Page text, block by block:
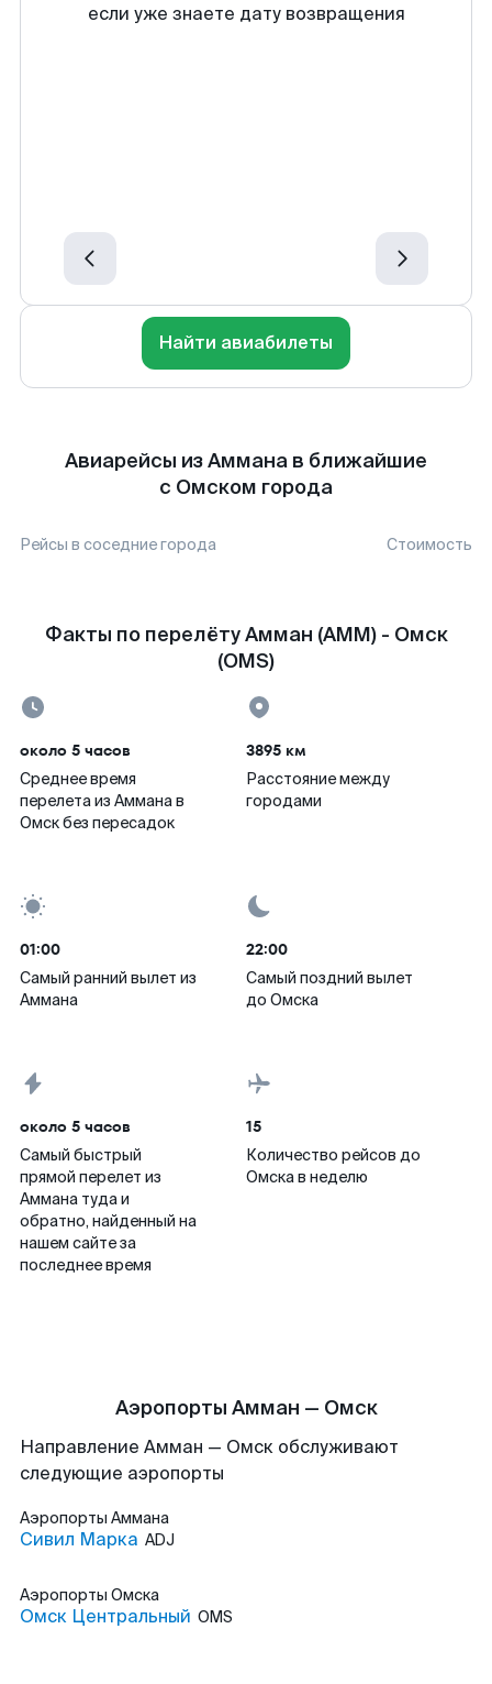
если уже знаете дату возвращения
Найти авиабилеты
Авиарейсы из Аммана в ближайшие
с Омском города
Рейсы в соседние города Стоимость
Факты по перелёту Амман (AMM) - Омск
(OMS)
около 5 часов
Среднее время
перелета из Аммана в
Омск без пересадок
3895 км
Расстояние между
городами
01:00
Самый ранний вылет из
Аммана
22:00
Самый поздний вылет
до Омска
около 5 часов
Самый быстрый
прямой перелет из
Аммана туда и
обратно, найденный на
нашем сайте за
последнее время
15
Количество рейсов до
Омска в неделю
Аэропорты Амман — Омск
Направление Амман — Омск обслуживают
следующие аэропорты
Аэропорты Аммана
Сивил Марка ADJ
Аэропорты Омска
Омск Центральный OMS